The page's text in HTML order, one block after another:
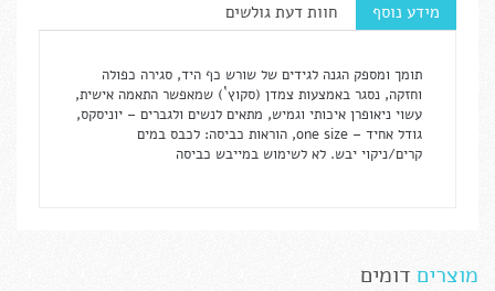
מידע נוסף חוות דעת גולשים
תומך ומספק הגנה לגידים של שורש כף היד, סגירה כפולה
וחזקה, נסגר באמצעות צמדן (סקוץ`) שמאפשר התאמה אישית,
עשוי ניאופרן איכותי וגמיש, מתאים לנשים ולגברים – יוניסקס,
גודל אחיד – one size, הוראות כביסה: לכבס במים
קרים/ניקוי יבש. לא לשימוש במייבש כביסה
מוצרים דומים